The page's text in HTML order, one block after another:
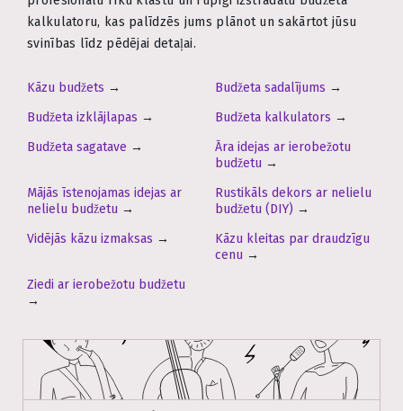
kalkulatoru, kas palīdzēs jums plānot un sakārtot jūsu
svinības līdz pēdējai detaļai.
Kāzu budžets → Budžeta sadalījums →
Budžeta izklājlapas → Budžeta kalkulators →
Budžeta sagatave →
Āra idejas ar ierobežotu
budžetu →
Mājās īstenojamas idejas ar
nelielu budžetu →
Rustikāls dekors ar nelielu
budžetu (DIY) →
Vidējās kāzu izmaksas →
Kāzu kleitas par draudzīgu
cenu →
Ziedi ar ierobežotu budžetu
→